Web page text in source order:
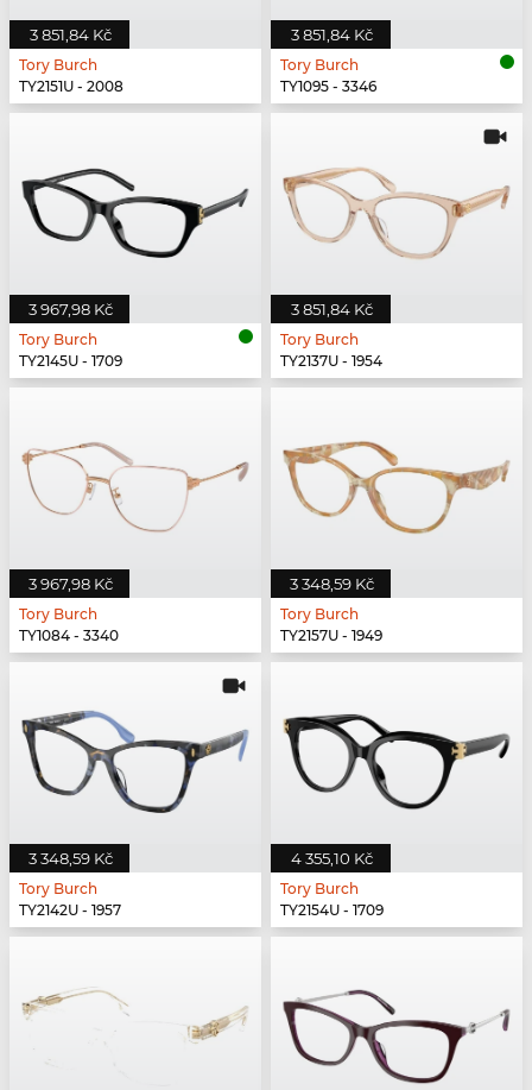
3 851,84 Kč
Tory Burch
TY2151U - 2008
3 851,84 Kč
Tory Burch
TY1095 - 3346
3 967,98 Kč
Tory Burch
TY2145U - 1709
3 851,84 Kč
Tory Burch
TY2137U - 1954
3 967,98 Kč
Tory Burch
TY1084 - 3340
3 348,59 Kč
Tory Burch
TY2157U - 1949
3 348,59 Kč
Tory Burch
TY2142U - 1957
4 355,10 Kč
Tory Burch
TY2154U - 1709